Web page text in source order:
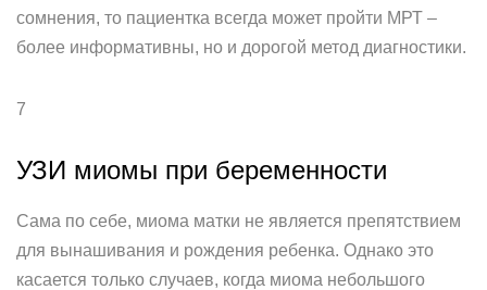
сомнения, то пациентка всегда может пройти МРТ –
более информативны, но и дорогой метод диагностики.
7
УЗИ миомы при беременности
Сама по себе, миома матки не является препятствием
для вынашивания и рождения ребенка. Однако это
касается только случаев, когда миома небольшого